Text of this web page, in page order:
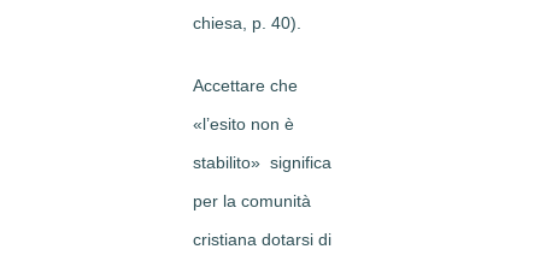
chiesa, p. 40).
Accettare che
«l’esito non è
stabilito» significa
per la comunità
cristiana dotarsi di